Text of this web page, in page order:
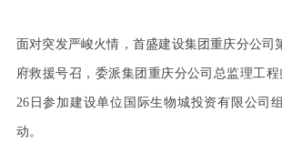
面对突发严峻火情，首盛建设集团重庆分公司
府救援号召，委派集团重庆分公司总监理工
26日参加建设单位国际生物城投资有限公司
动。